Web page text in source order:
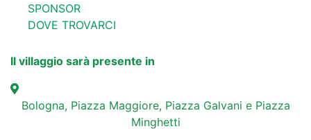
SPONSOR
DOVE TROVARCI
Il villaggio sarà presente in
Bologna, Piazza Maggiore, Piazza Galvani e Piazza
Minghetti